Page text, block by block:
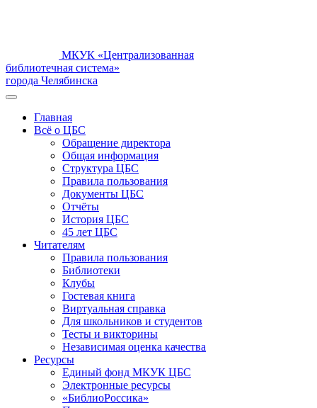
МКУК «Централизованная
библиотечная система»
города Челябинска
Главная
Всё о ЦБС
Обращение директора
Общая информация
Структура ЦБС
Правила пользования
Документы ЦБС
Отчёты
История ЦБС
45 лет ЦБС
Читателям
Правила пользования
Библиотеки
Клубы
Гостевая книга
Виртуальная справка
Для школьников и студентов
Тесты и викторины
Независимая оценка качества
Ресурсы
Единый фонд МКУК ЦБС
Электронные ресурсы
«БиблиоРоссика»